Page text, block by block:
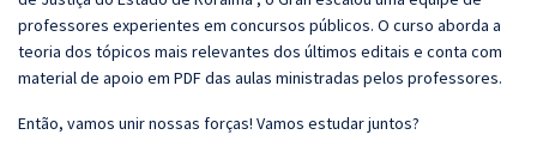
professores experientes em concursos públicos. O curso aborda a
teoria dos tópicos mais relevantes dos últimos editais e conta com
material de apoio em PDF das aulas ministradas pelos professores.
Então, vamos unir nossas forças! Vamos estudar juntos?